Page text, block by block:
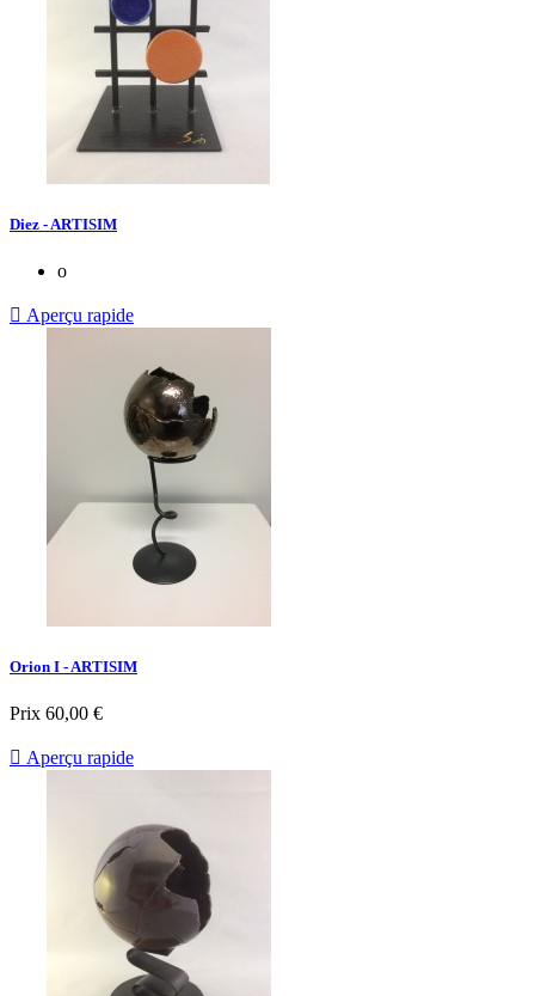
Diez - ARTISIM
o
 Aperçu rapide
Orion I - ARTISIM
Prix 60,00 €
 Aperçu rapide